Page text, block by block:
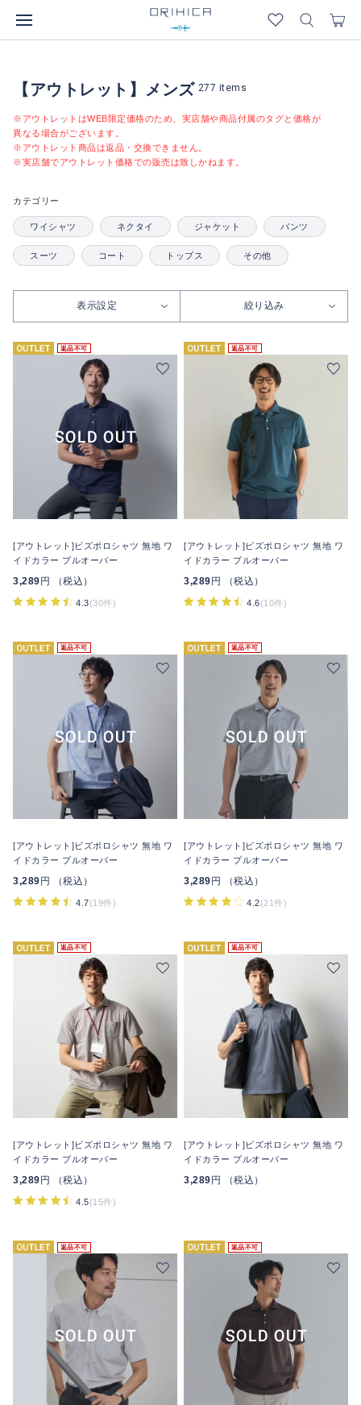
【アウトレット】メンズ 277 items
※アウトレットはWEB限定価格のため、実店舗や商品付属のタグと価格が
異なる場合がございます。
※アウトレット商品は返品・交換できません。
※実店舗でアウトレット価格での販売は致しかねます。
カテゴリー
ワイシャツ ネクタイ ジャケット パンツ
スーツ コート トップス その他
表示設定 絞り込み
返品不可
[アウトレット]ビズポロシャツ 無地 ワ
イドカラー プルオーバー
3,289円 （税込）
4.3(30件)
返品不可
[アウトレット]ビズポロシャツ 無地 ワ
イドカラー プルオーバー
3,289円 （税込）
4.6(10件)
返品不可
[アウトレット]ビズポロシャツ 無地 ワ
イドカラー プルオーバー
3,289円 （税込）
4.7(19件)
返品不可
[アウトレット]ビズポロシャツ 無地 ワ
イドカラー プルオーバー
3,289円 （税込）
4.2(21件)
返品不可
[アウトレット]ビズポロシャツ 無地 ワ
イドカラー プルオーバー
3,289 円 （税込）
4.5(15件)
返品不可
[アウトレット]ビズポロシャツ 無地 ワ
イドカラー プルオーバー
3,289 円 （税込）
返品不可 返品不可